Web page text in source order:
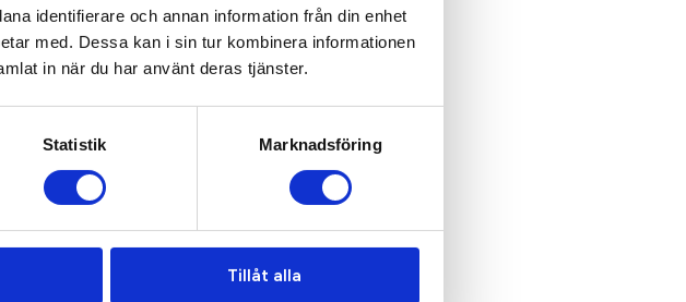
identifierare och annan information från din enhet
med. Dessa kan i sin tur kombinera informationen
in när du har använt deras tjänster.
Statistik Marknadsföring
Tillåt alla